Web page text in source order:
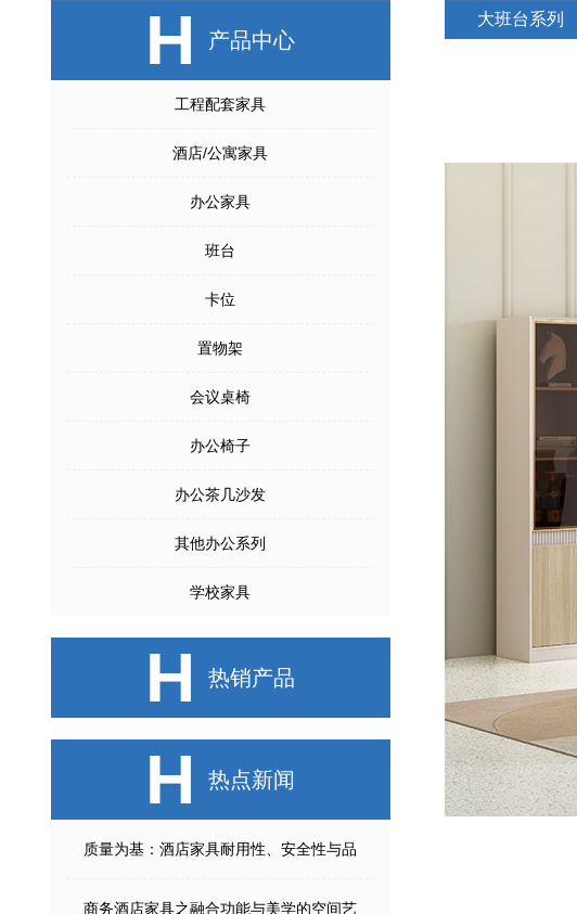
H 产品中心
工程配套家具
酒店/公寓家具
办公家具
班台
卡位
置物架
会议桌椅
办公椅子
办公茶几沙发
其他办公系列
学校家具
H 热销产品
H 热点新闻
质量为基：酒店家具耐用性、安全性与品
商务酒店家具之融合功能与美学的空间艺
大班台系列